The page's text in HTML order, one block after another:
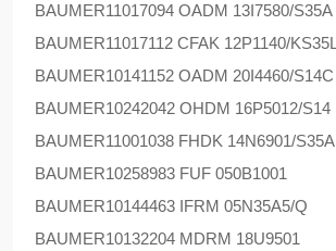
BAUMER11017094 OADM 13I7580/S35A
BAUMER11017112 CFAK 12P1140/KS35L
BAUMER10141152 OADM 20I4460/S14C
BAUMER10242042 OHDM 16P5012/S14
BAUMER11001038 FHDK 14N6901/S35A
BAUMER10258983 FUF 050B1001
BAUMER10144463 IFRM 05N35A5/Q
BAUMER10132204 MDRM 18U9501